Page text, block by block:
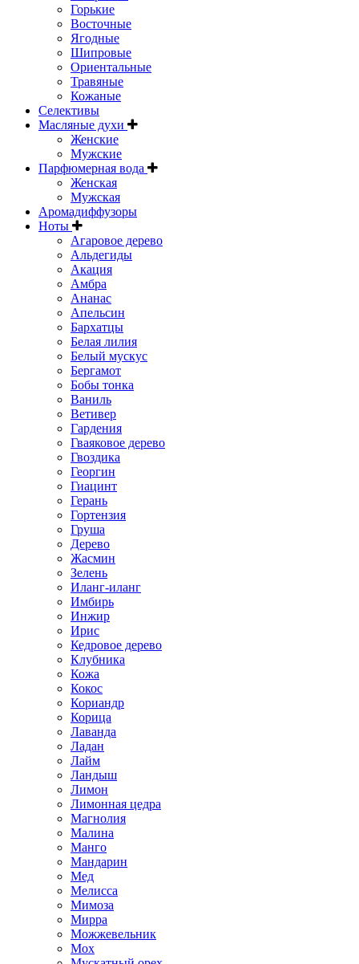
Горькие
Восточные
Ягодные
Шипровые
Ориентальные
Травяные
Кожаные
Селективы
Масляные духи
Женские
Мужские
Парфюмерная вода
Женская
Мужская
Аромадиффузоры
Ноты
Агаровое дерево
Альдегиды
Акация
Амбра
Ананас
Апельсин
Бархатцы
Белая лилия
Белый мускус
Бергамот
Бобы тонка
Ваниль
Ветивер
Гардения
Гваяковое дерево
Гвоздика
Георгин
Гиацинт
Герань
Гортензия
Груша
Дерево
Жасмин
Зелень
Иланг-иланг
Имбирь
Инжир
Ирис
Кедровое дерево
Клубника
Кожа
Кокос
Кориандр
Корица
Лаванда
Ладан
Лайм
Ландыш
Лимон
Лимонная цедра
Магнолия
Малина
Манго
Мандарин
Мед
Мелисса
Мимоза
Мирра
Можжевельник
Мох